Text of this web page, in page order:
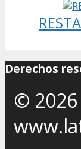
Derechos
© 2026